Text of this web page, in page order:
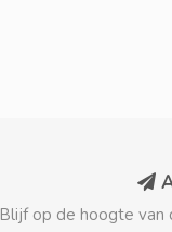
Blijf op de hoogte van